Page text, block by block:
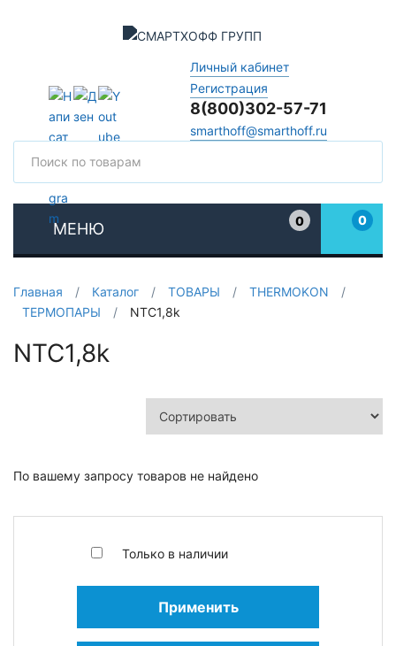
Личный кабинет
Регистрация
8(800)302-57-71
smarthoff@smarthoff.ru
МЕНЮ
0
0
Главная / Каталог / ТОВАРЫ / THERMOKON
/
ТЕРМОПАРЫ
/ NTC1,8k
Только в наличии
Применить
NTC1,8k
По вашему запросу товаров не найдено